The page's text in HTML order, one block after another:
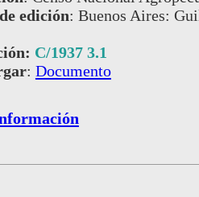
edición: Buenos Aires:
C/1937 3.1
: Documento